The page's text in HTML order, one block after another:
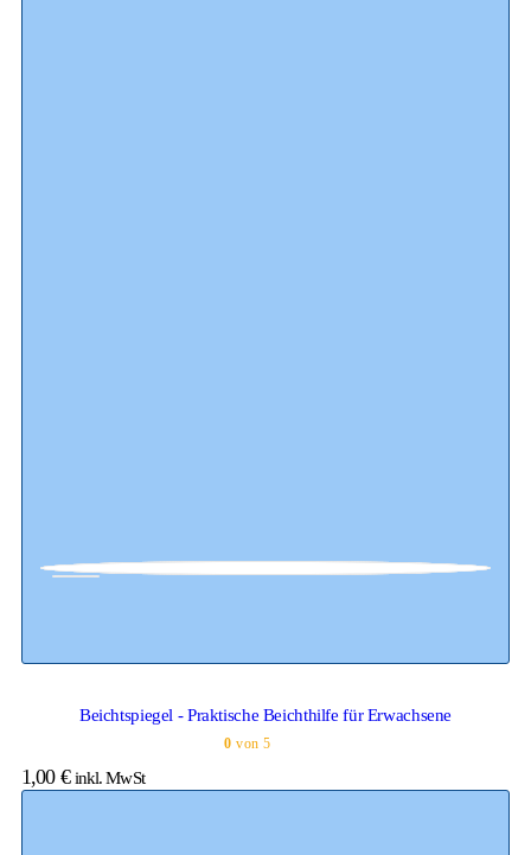
Beichtspiegel - Praktische Beichthilfe für Erwachsene
0 von 5
1,00 € inkl. MwSt